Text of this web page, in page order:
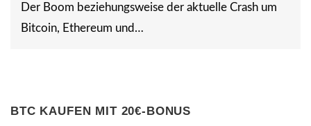
Der Boom beziehungsweise der aktuelle Crash um
Bitcoin, Ethereum und…
BTC KAUFEN MIT 20€-BONUS